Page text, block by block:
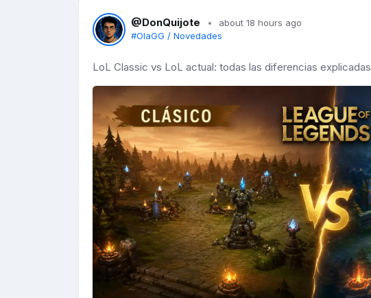
@DonQuijote
about 18 hours ago
#OlaGG / Novedades
LoL Classic vs LoL actual: todas las diferencias explicadas